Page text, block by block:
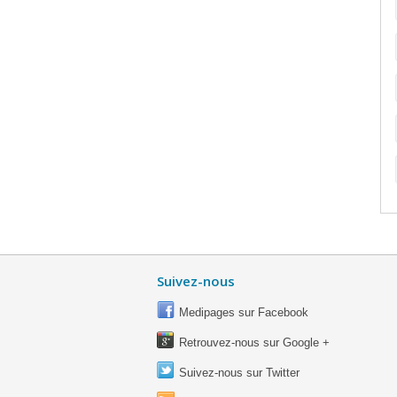
Suivez-nous
Medipages sur Facebook
Retrouvez-nous sur Google +
Suivez-nous sur Twitter